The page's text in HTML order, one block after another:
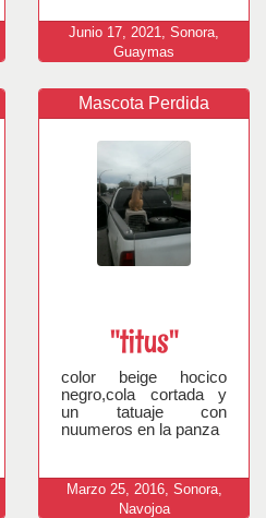
Junio 17, 2021, Sonora,
Guaymas
Mascota Perdida
"titus"
color beige hocico
negro,cola cortada y
un tatuaje con
nuumeros en la panza
Marzo 25, 2016, Sonora,
Navojoa